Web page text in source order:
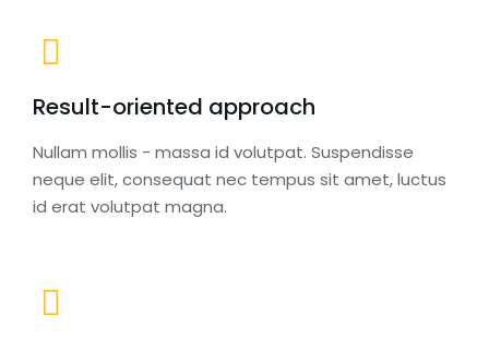
Result-oriented approach
Nullam mollis - massa id volutpat. Suspendisse
neque elit, consequat nec tempus sit amet, luctus
id erat volutpat magna.